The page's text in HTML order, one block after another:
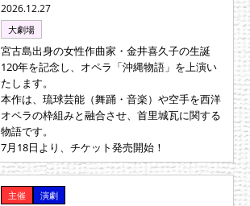
2026.12.27
大劇場
宮古島出身の女性作曲家・金井喜久子の生誕
120年を記念し、オペラ「沖縄物語」を上演い
たします。
本作は、琉球芸能（舞踊・音楽）や空手を西洋
オペラの枠組みと融合させ、首里城瓦に関する
物語です。
7月18日より、チケット発売開始！
主催 演劇